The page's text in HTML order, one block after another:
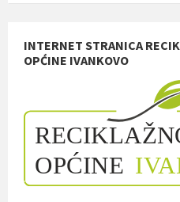
INTERNET STRANICA
OPĆINE IVANKOVO